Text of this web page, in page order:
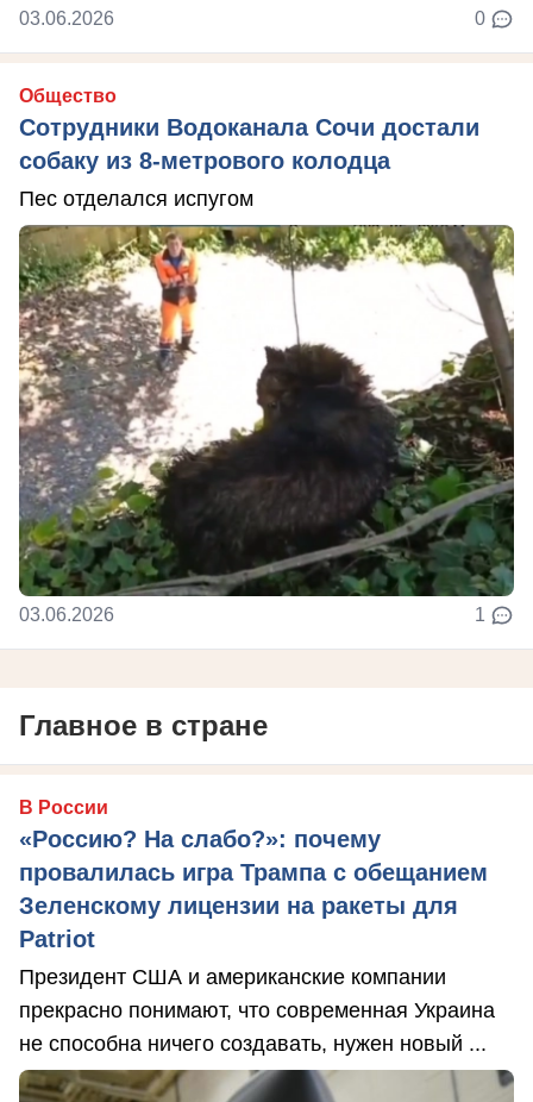
03.06.2026 0
Общество
Сотрудники Водоканала Сочи достали
собаку из 8-метрового колодца
Пес отделался испугом
03.06.2026 1
Главное в стране
В России
«Россию? На слабо?»: почему
провалилась игра Трампа с обещанием
Зеленскому лицензии на ракеты для
Patriot
Президент США и американские компании
прекрасно понимают, что современная Украина
не способна ничего создавать, нужен новый ...